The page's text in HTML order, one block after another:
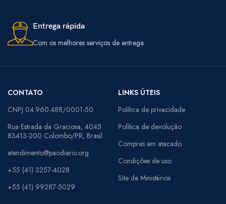
Entrega rápida
Com os melhores serviços de entrega
CONTATO
CNPJ 04.960.488/0001-50
Rua Estrada da Graciosa, 4045
83413-200 Colombo/PR, Brasil
atendimento@paodiario.org
+55 (41) 3257-4028
+55 (41) 99287-5029
LINKS ÚTEIS
Política de privacidade
Política de devolução
Compras em atacado
Condições de uso
Site de Ministérios